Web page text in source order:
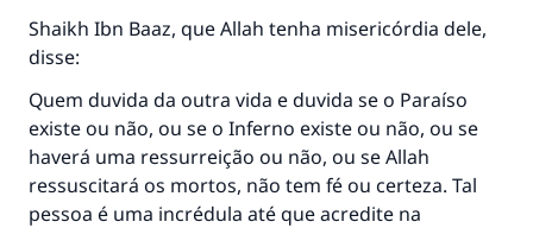
Shaikh Ibn Baaz, que Allah tenha misericórdia dele,
disse:
Quem duvida da outra vida e duvida se o Paraíso
existe ou não, ou se o Inferno existe ou não, ou se
haverá uma ressurreição ou não, ou se Allah
ressuscitará os mortos, não tem fé ou certeza. Tal
pessoa é uma incrédula até que acredite na